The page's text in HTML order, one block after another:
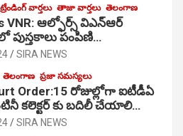
ట్రేండింగ్ వార్తలు తాజా వార్తలు తెలంగాణ
VNR: ఆల్ఫోర్స్ విఎన్ఆర్
పుస్తకాలు పంపిణి…
SIRA NEWS
తెలంగాణ ప్రజా సమస్యలు
Order:15 రోజుల్లోగా ఐటీడీఏ
కలెక్టర్ కు బదిలీ చేయాలి…
SIRA NEWS